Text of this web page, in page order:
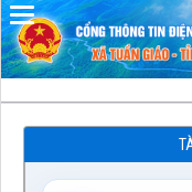
Đã kết nối EMC